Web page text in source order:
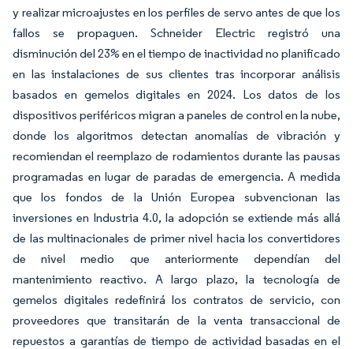
y realizar microajustes en los perfiles de servo antes de que los
fallos se propaguen. Schneider Electric registró una
disminución del 23% en el tiempo de inactividad no planificado
en las instalaciones de sus clientes tras incorporar análisis
basados en gemelos digitales en 2024. Los datos de los
dispositivos periféricos migran a paneles de control en la nube,
donde los algoritmos detectan anomalías de vibración y
recomiendan el reemplazo de rodamientos durante las pausas
programadas en lugar de paradas de emergencia. A medida
que los fondos de la Unión Europea subvencionan las
inversiones en Industria 4.0, la adopción se extiende más allá
de las multinacionales de primer nivel hacia los convertidores
de nivel medio que anteriormente dependían del
mantenimiento reactivo. A largo plazo, la tecnología de
gemelos digitales redefinirá los contratos de servicio, con
proveedores que transitarán de la venta transaccional de
repuestos a garantías de tiempo de actividad basadas en el